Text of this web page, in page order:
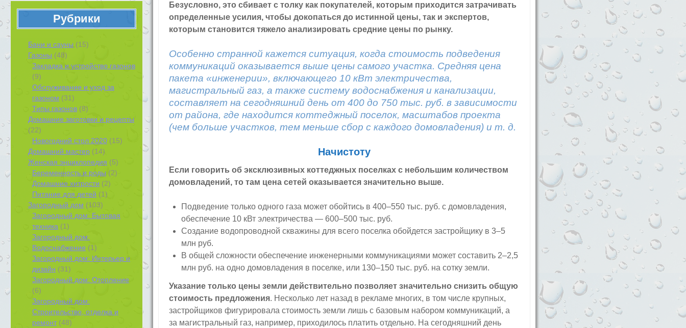
Рубрики
Бани и сауны (15)
Газоны (48)
Закладка и устройство газонов
(9)
Обслуживание и уход за
газоном (31)
Типы газонов (8)
Домашние заготовки и рецепты
(22)
Новогодний стол 2020 (15)
Домашний мастер (14)
Женская энциклопедия (5)
Беременность и роды (2)
Домашние хитрости (2)
Питание для детей (1)
Загородный дом (103)
Загородный дом: Бытовая
техника (1)
Загородный дом:
Водоснабжение (1)
Загородный дом: Интерьер и
дизайн (31)
Загородный дом: Отопление
(6)
Загородный дом:
Строительство, отделка и
ремонт(48)
Безусловно, это сбивает с толку как покупателей, которым приходится затрачивать
определенные усилия, чтобы докопаться до истинной цены, так и экспертов,
которым становится тяжело анализировать средние цены по рынку.
Особенно странной кажется ситуация, когда стоимость подведения
коммуникаций оказывается выше цены самого участка. Средняя цена
пакета «инженерии», включающего 10 кВт электричества,
магистральный газ, а также систему водоснабжения и канализации,
составляет на сегодняшний день от 400 до 750 тыс. руб. в зависимости
от района, где находится коттеджный поселок, масштабов проекта
(чем больше участков, тем меньше сбор с каждого домовладения) и т. д.
Начистоту
Если говорить об эксклюзивных коттеджных поселках с небольшим количеством
домовладений, то там цена сетей оказывается значительно выше.
Подведение только одного газа может обойтись в 400–550 тыс. руб. с домовладения,
обеспечение 10 кВт электричества — 600–500 тыс. руб.
Создание водопроводной скважины для всего поселка обойдется застройщику в 3–5
млн руб.
В общей сложности обеспечение инженерными коммуникациями может составить 2–2,5
млн руб. на одно домовладения в поселке, или 130–150 тыс. руб. на сотку земли.
Указание только цены земли действительно позволяет значительно снизить общую
стоимость предложения. Несколько лет назад в рекламе многих, в том числе крупных,
застройщиков фигурировала стоимость земли лишь с базовым набором коммуникаций, а
за магистральный газ, например, приходилось платить отдельно. На сегодняшний день